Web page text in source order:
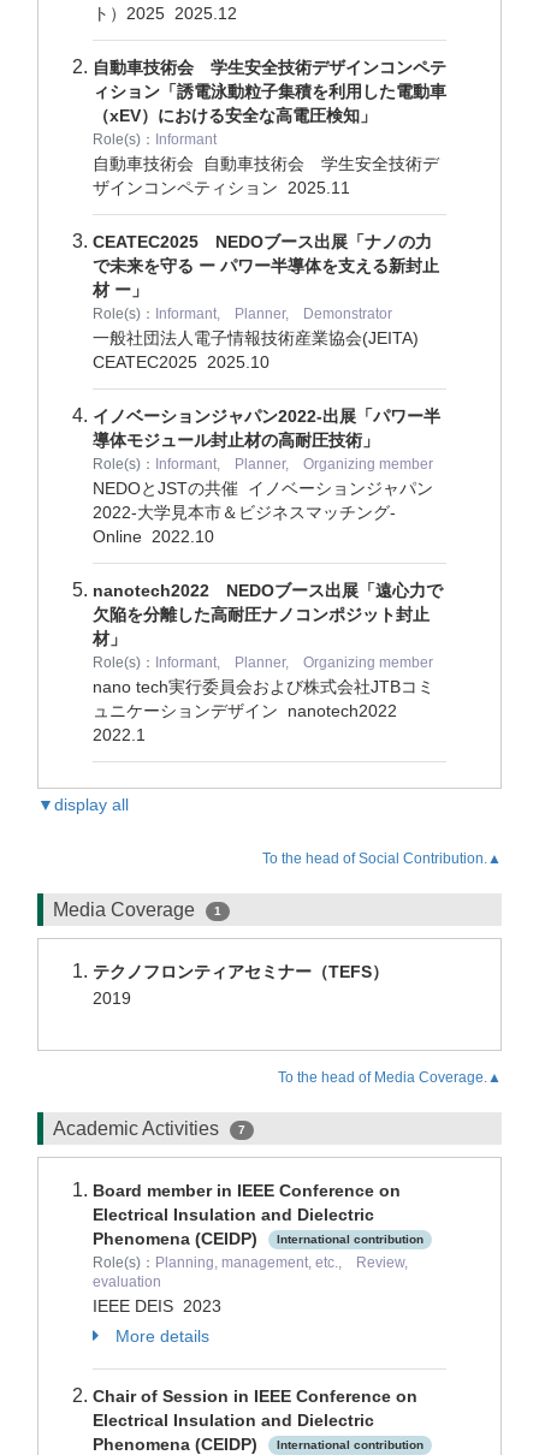
ト）2025 2025.12
自動車技術会 学生安全技術デザインコンペテ
ィション「誘電泳動粒子集積を利用した電動車
（xEV）における安全な高電圧検知」
Role(s)： Informant
自動車技術会 自動車技術会 学生安全技術デ
ザインコンペティション 2025.11
CEATEC2025 NEDOブース出展「ナノの力
で未来を守る ー パワー半導体を支える新封止
材 ー」
Role(s)： Informant, Planner, Demonstrator
一般社団法人電子情報技術産業協会(JEITA)
CEATEC2025 2025.10
イノベーションジャパン2022-出展「パワー半
導体モジュール封止材の高耐圧技術」
Role(s)： Informant, Planner, Organizing member
NEDOとJSTの共催 イノベーションジャパン
2022-大学見本市＆ビジネスマッチング-
Online 2022.10
nanotech2022 NEDOブース出展「遠心力で
欠陥を分離した高耐圧ナノコンポジット封止
材」
Role(s)： Informant, Planner, Organizing member
nano tech実行委員会および株式会社JTBコミ
ュニケーションデザイン nanotech2022
2022.1
▼display all
To the head of Social Contribution.▲
Media Coverage 1
テクノフロンティアセミナー（TEFS）
2019
To the head of Media Coverage.▲
Academic Activities 7
Board member in IEEE Conference on
Electrical Insulation and Dielectric
Phenomena (CEIDP)
International contribution
Role(s)： Planning, management, etc., Review,
evaluation
IEEE DEIS 2023
More details
Chair of Session in IEEE Conference on
Electrical Insulation and Dielectric
Phenomena (CEIDP)
International contribution